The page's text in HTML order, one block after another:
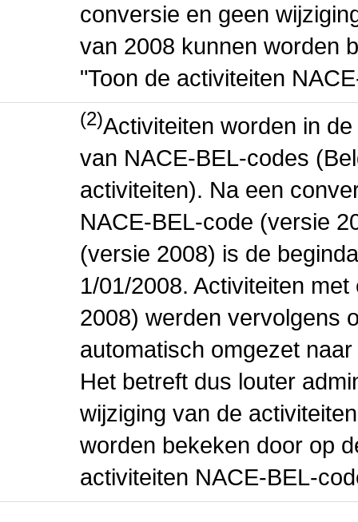
conversie en geen
van 2008 kunnen worden
"Toon de activiteiten
(2)Activiteiten worden in
van NACE-BEL-codes
activiteiten). Na een
NACE-BEL-code (versie
(versie 2008) is de
1/01/2008. Activiteiten
2008) werden vervolgens
automatisch omgezet
Het betreft dus louter
wijziging van de
worden bekeken door op
activiteiten NACE-BEL-